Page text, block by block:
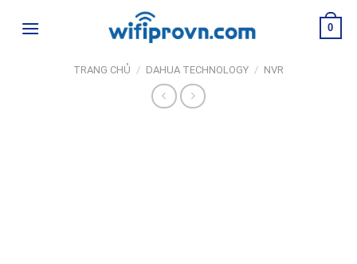
0
TRANG CHỦ / DAHUA TECHNOLOGY / NVR